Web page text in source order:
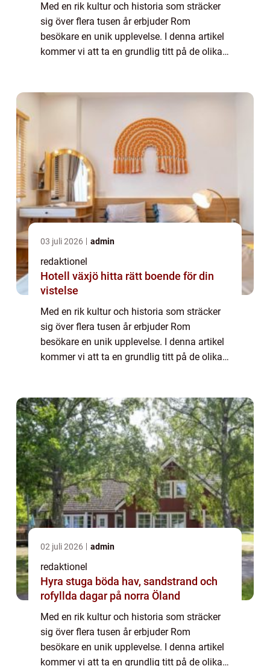
Med en rik kultur och historia som sträcker
sig över flera tusen år erbjuder Rom
besökare en unik upplevelse. I denna artikel
kommer vi att ta en grundlig titt på de olika
03 juli 2026 admin
redaktionel
Hotell växjö hitta rätt boende för din
vistelse
Med en rik kultur och historia som sträcker
sig över flera tusen år erbjuder Rom
besökare en unik upplevelse. I denna artikel
kommer vi att ta en grundlig titt på de olika
02 juli 2026 admin
redaktionel
Hyra stuga böda hav, sandstrand och
rofyllda dagar på norra Öland
Med en rik kultur och historia som sträcker
sig över flera tusen år erbjuder Rom
besökare en unik upplevelse. I denna artikel
kommer vi att ta en grundlig titt på de olika